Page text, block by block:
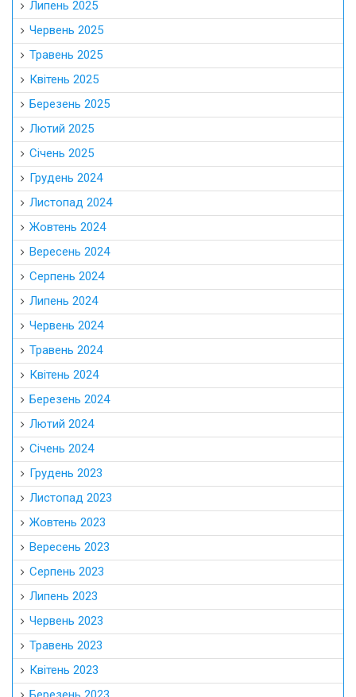
Липень 2025
Червень 2025
Травень 2025
Квітень 2025
Березень 2025
Лютий 2025
Січень 2025
Грудень 2024
Листопад 2024
Жовтень 2024
Вересень 2024
Серпень 2024
Липень 2024
Червень 2024
Травень 2024
Квітень 2024
Березень 2024
Лютий 2024
Січень 2024
Грудень 2023
Листопад 2023
Жовтень 2023
Вересень 2023
Серпень 2023
Липень 2023
Червень 2023
Травень 2023
Квітень 2023